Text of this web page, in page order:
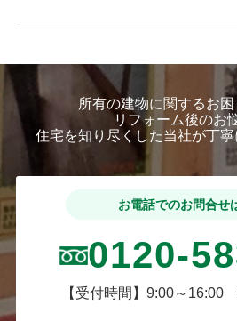
所有の建物に関するお
リフォーム後のお
住宅を知り尽くした当社が丁
お電話でのお問合せ
0120-
【受付時間】9:00～16:00